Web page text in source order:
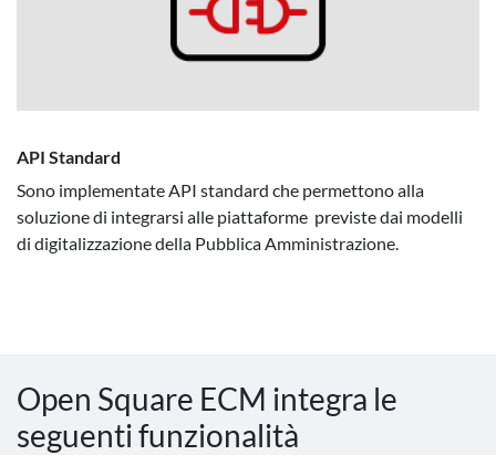
API Standard
Sono implementate API standard che permettono alla
soluzione di integrarsi alle piattaforme previste dai modelli
di digitalizzazione della Pubblica Amministrazione.
Open Square ECM integra le
seguenti funzionalità